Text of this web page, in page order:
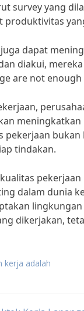
survey yang
produktivitas
dapat
diakui,
are not
pekerjaan
tindakan.
dalam dunia
dikerjakan,
kerja adalah